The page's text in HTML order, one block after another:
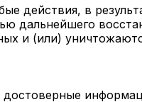
действия, в
дальнейшего
и (или)
достоверные